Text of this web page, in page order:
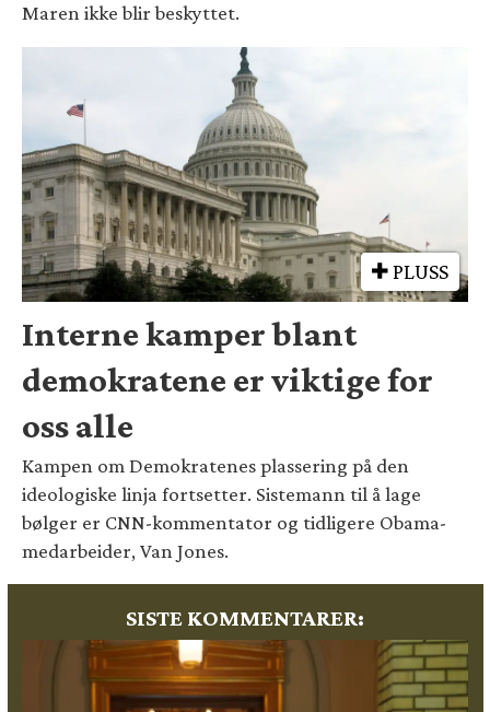
Maren ikke blir beskyttet.
PLUSS
Interne kamper blant
demokratene er viktige for
oss alle
Kampen om Demokratenes plassering på den
ideologiske linja fortsetter. Sistemann til å lage
bølger er CNN-kommentator og tidligere Obama-
medarbeider, Van Jones.
SISTE KOMMENTARER: